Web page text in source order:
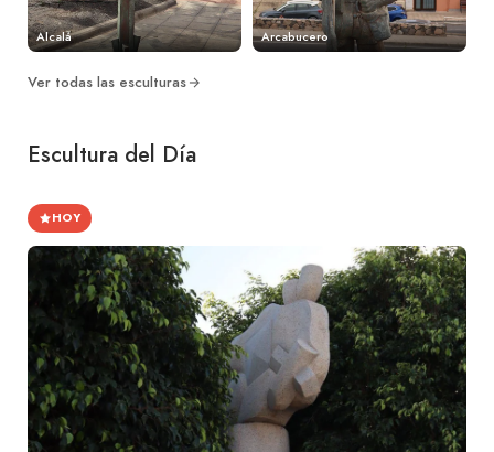
Alcalá Arcabucero
Ver todas las esculturas
Escultura del Día
HOY